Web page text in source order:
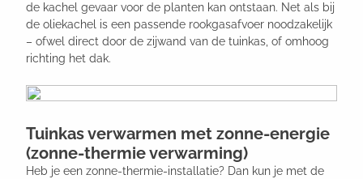
de kachel gevaar voor de planten kan ontstaan. Net als bij
de oliekachel is een passende rookgasafvoer noodzakelijk
– ofwel direct door de zijwand van de tuinkas, of omhoog
richting het dak.
Tuinkas verwarmen met zonne-energie
(zonne-thermie verwarming)
Heb je een zonne-thermie-installatie? Dan kun je met de